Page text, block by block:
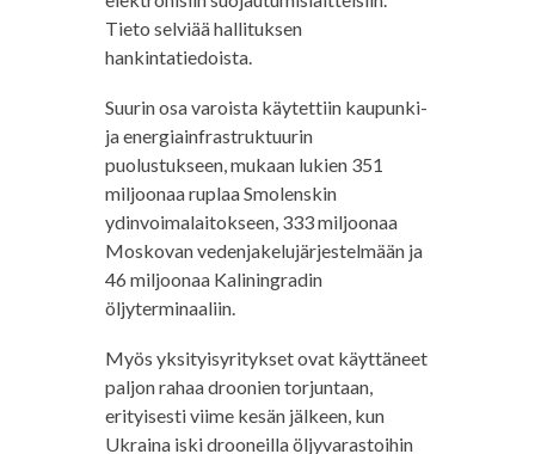
Tieto selviää hallituksen
hankintatiedoista.
Suurin osa varoista käytettiin kaupunki-
ja energiainfrastruktuurin
puolustukseen, mukaan lukien 351
miljoonaa ruplaa Smolenskin
ydinvoimalaitokseen, 333 miljoonaa
Moskovan vedenjakelujärjestelmään ja
46 miljoonaa Kaliningradin
öljyterminaaliin.
Myös yksityisyritykset ovat käyttäneet
paljon rahaa droonien torjuntaan,
erityisesti viime kesän jälkeen, kun
Ukraina iski drooneilla öljyvarastoihin